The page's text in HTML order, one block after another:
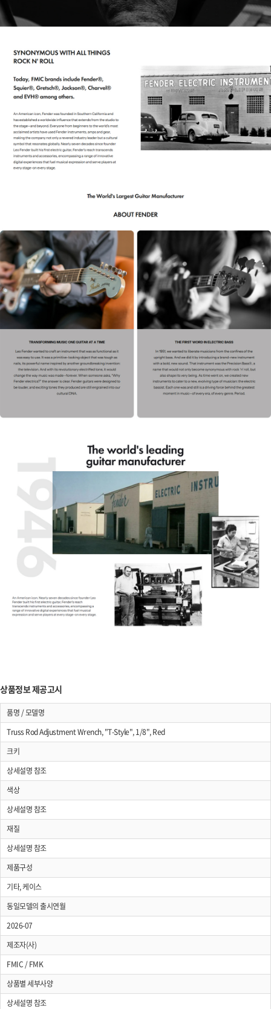
상품정보 제공고시
품명 / 모델명
Truss Rod Adjustment Wrench, "T-Style", 1/8", Red
크키
상세설명 참조
색상
상세설명 참조
재질
상세설명 참조
제품구성
기타, 케이스
동일모델의 출시연월
2026-07
제조자(사)
FMIC / FMK
상품별 세부사양
상세설명 참조